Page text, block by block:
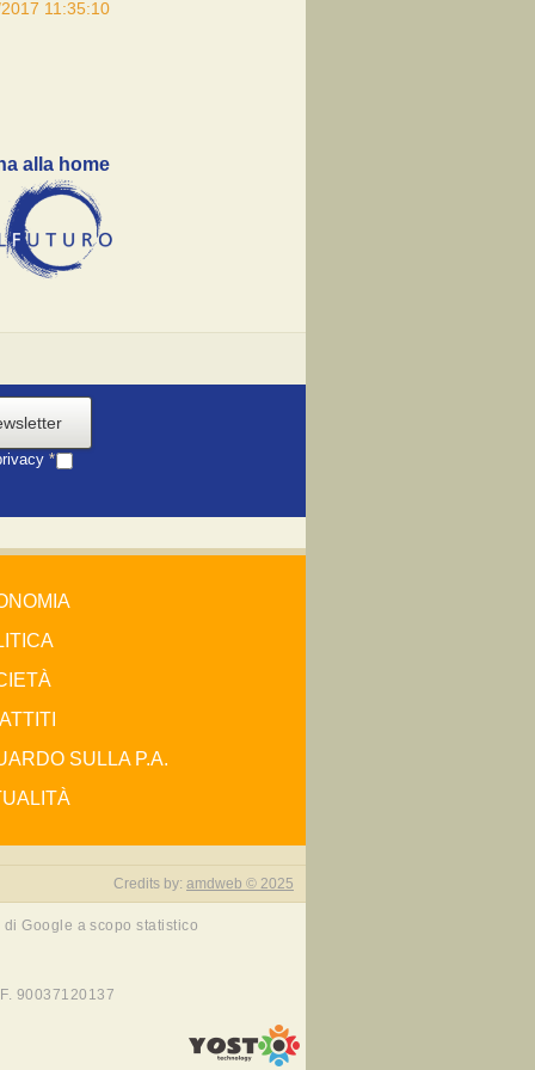
11:35:10
alla home
*
SULLA P.A.
Credits by: amdweb © 2025
Google a scopo statistico
90037120137